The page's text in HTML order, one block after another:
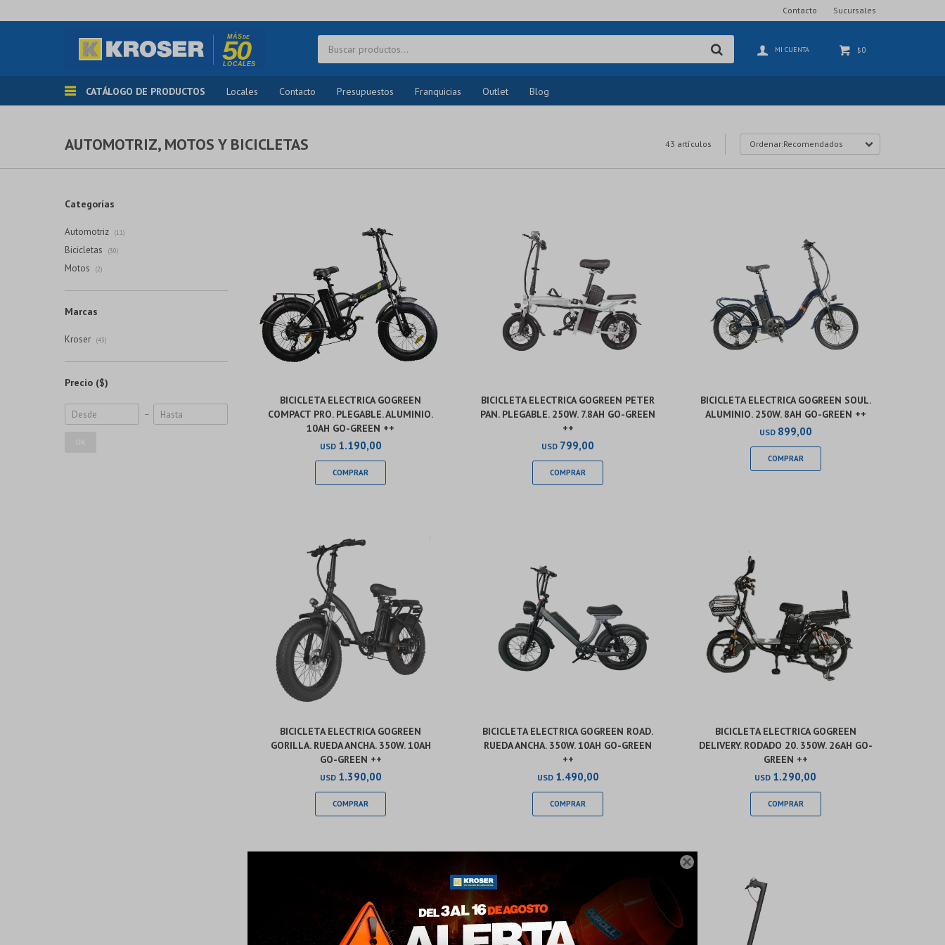

CATÁLOGO DE PRODUCTOS Locales Contacto Presupuestos Franquicias Outlet Blog
$0
Contacto Sucursales
AUTOMOTRIZ, MOTOS Y BICICLETAS 43 artículos Recomendados
BICICLETA ELECTRICA GOGREEN
COMPACT PRO. PLEGABLE. ALUMINIO.
10AH GO-GREEN ++
USD 1.190,00
BICICLETA ELECTRICA GOGREEN PETER
PAN. PLEGABLE. 250W. 7.8AH GO-GREEN
++
USD 799,00
BICICLETA ELECTRICA GOGREEN SOUL.
ALUMINIO. 250W. 8AH GO-GREEN ++
USD 899,00
BICICLETA ELECTRICA GOGREEN
GORILLA. RUEDA ANCHA. 350W. 10AH
GO-GREEN ++
USD 1.390,00
BICICLETA ELECTRICA GOGREEN ROAD.
RUEDA ANCHA. 350W. 10AH GO-GREEN
++
USD 1.490,00
BICICLETA ELECTRICA GOGREEN
DELIVERY. RODADO 20. 350W. 26AH GO-
GREEN ++
USD 1.290,00
Categorías
Automotriz (11)
Bicicletas (30)
Motos (2)
Marcas
Kroser (43)
Precio ($)
¡Sumate a la forma más ágil de comprar!
Comprá en 3 cuotas sin recargo o hasta en 12
cuotas * ¡Solo con tu cédula!
* sujeto aprobación crediticia.